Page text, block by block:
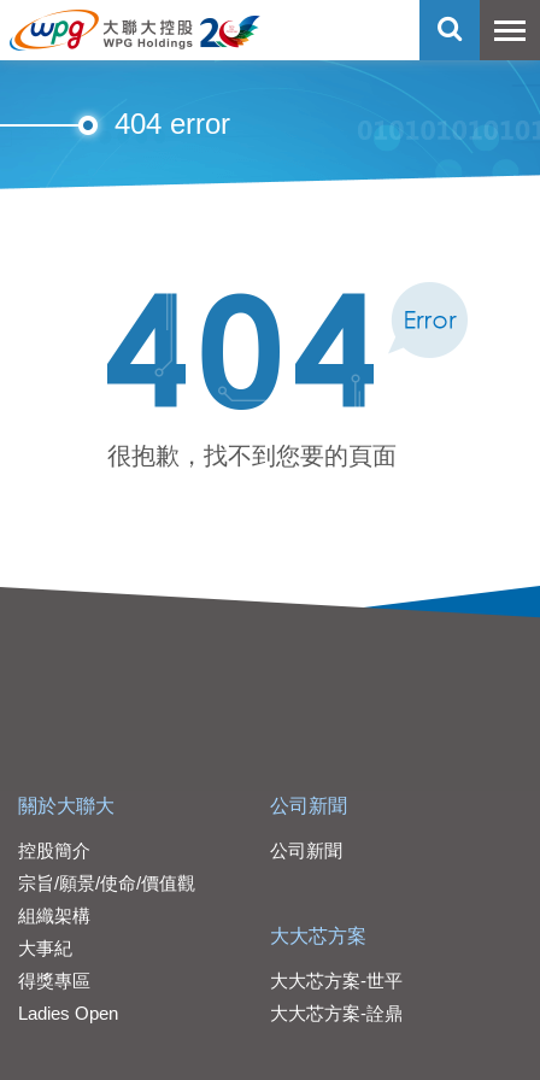
404 error
很抱歉，找不到您要的頁面
關於大聯大
控股簡介
宗旨/願景/使命/價值觀
組織架構
大事紀
得獎專區
Ladies Open
公司新聞
公司新聞
大大芯方案
大大芯方案-世平
大大芯方案-詮鼎